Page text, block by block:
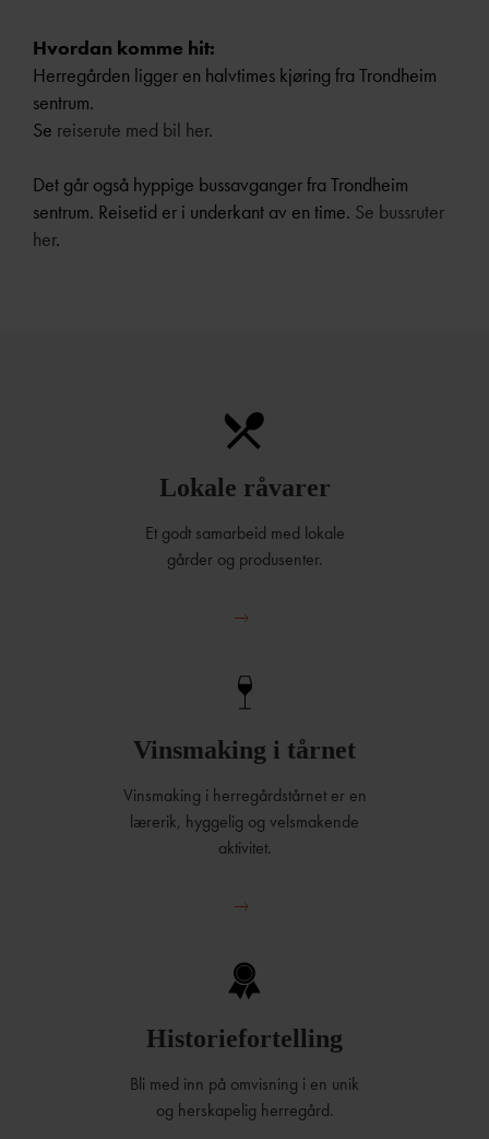
Hvordan komme hit:
Herregården ligger en halvtimes kjøring fra Trondheim
sentrum.
Se reiserute med bil her.
Det går også hyppige bussavganger fra Trondheim
sentrum. Reisetid er i underkant av en time. Se bussruter
her.
Lokale råvarer
Et godt samarbeid med lokale
gårder og produsenter.
Vinsmaking i tårnet
Vinsmaking i herregårdstårnet er en
lærerik, hyggelig og velsmakende
aktivitet.
Historiefortelling
Bli med inn på omvisning i en unik
og herskapelig herregård.